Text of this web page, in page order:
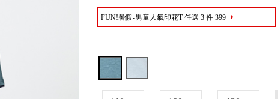
FUN!暑假-男童人氣印花T 任選 3 件 399